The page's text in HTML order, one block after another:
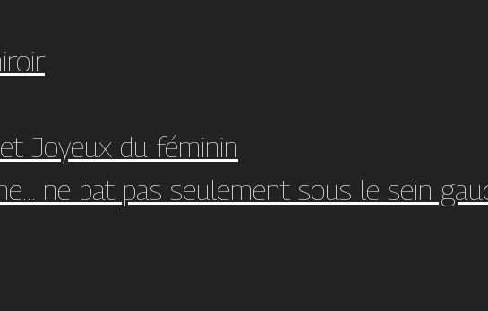
Joyeux du féminin
ne bat pas seulement sous le sein